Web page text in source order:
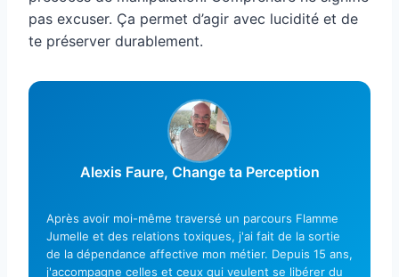
pas excuser. Ça permet d’agir avec lucidité et de
te préserver durablement.
Alexis Faure, Change ta Perception
Après avoir moi-même traversé un parcours Flamme
Jumelle et des relations toxiques, j'ai fait de la sortie
de la dépendance affective mon métier. Depuis 15 ans,
j'accompagne celles et ceux qui veulent se libérer du